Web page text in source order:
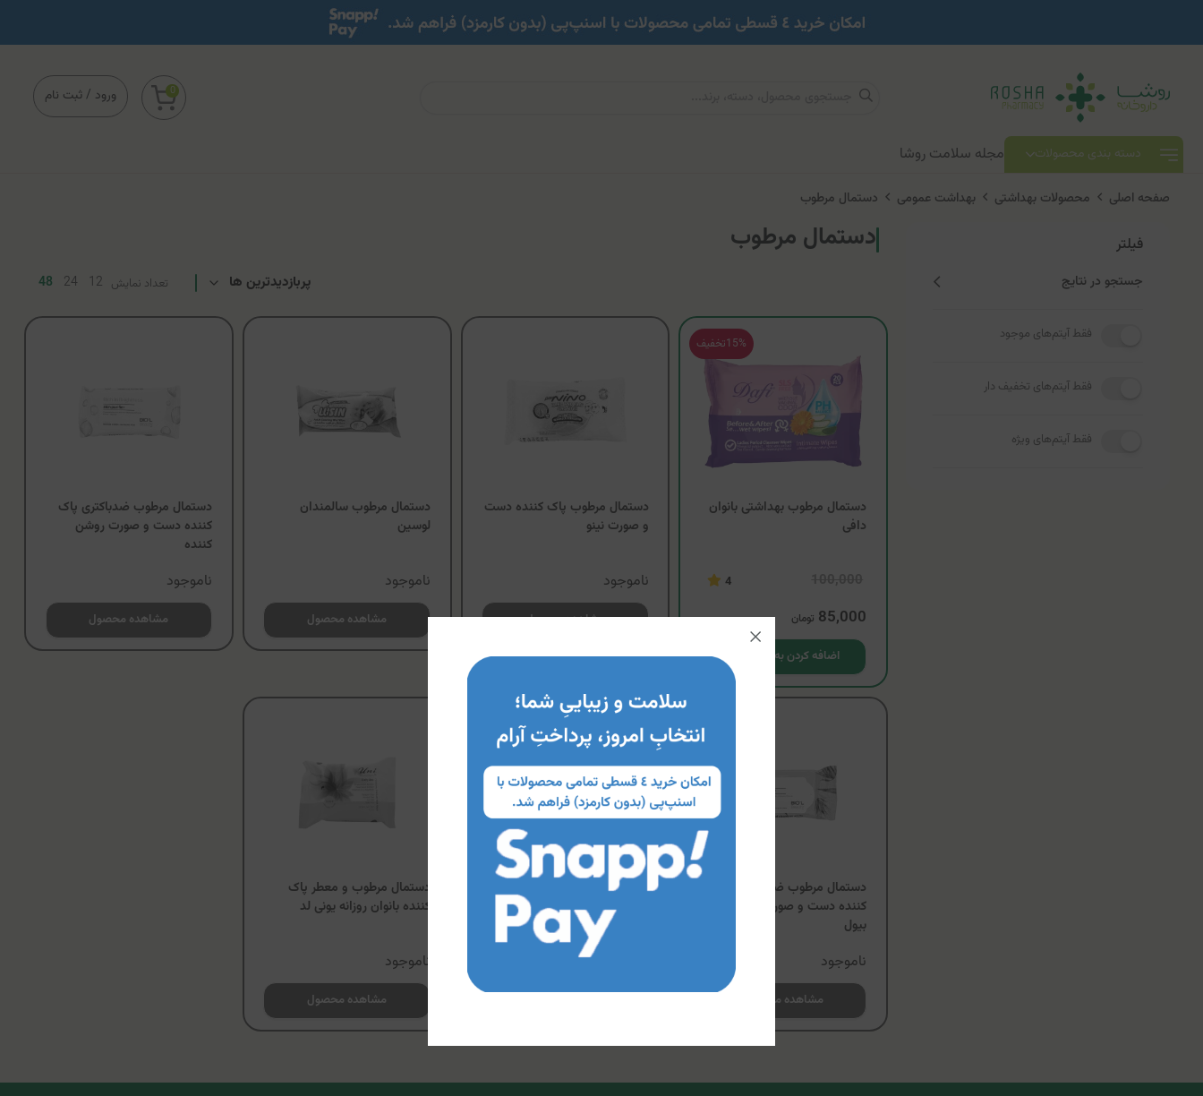
ورود / ثبت نام 0
دسته بندی محصولات مجله سلامت روشا
صفحه اصلی محصولات بهداشتی بهداشت عمومی دستمال مرطوب
فیلتر
جستجو در نتایج
فقط آیتم‌های موجود
فقط آیتم‌های تخفیف دار
فقط آیتم‌های ویژه
دستمال مرطوب
تعداد نمایش 12
24
48
15%تخفیف
دستمال مرطوب بهداشتی بانوان
دافی
4
85,000 تومان
اضافه کردن به سبد خرید
دستمال مرطوب پاک کننده دست
و صورت نینو
ناموجود
مشاهده محصول
دستمال مرطوب سالمندان
لوسین
ناموجود
مشاهده محصول
دستمال مرطوب ضدباکتری پاک
کننده دست و صورت روشن
کننده
ناموجود
مشاهده محصول
دستمال مرطوب ضدباکتری پاک
کننده دست و صورت آلوئه ورا
بیول
ناموجود
مشاهده محصول
دستمال مرطوب مخصوص
بزرگسالان نینو
دستمال مرطوب و معطر پاک
کننده بانوان روزانه یونی لد
ناموجود
مشاهده محصول